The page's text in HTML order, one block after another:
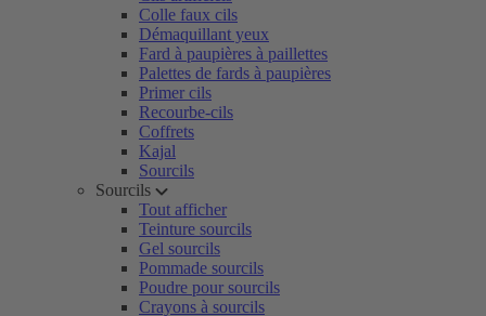
Colle faux cils
Démaquillant yeux
Fard à paupières à paillettes
Palettes de fards à paupières
Primer cils
Recourbe-cils
Coffrets
Kajal
Sourcils
Sourcils
Tout afficher
Teinture sourcils
Gel sourcils
Pommade sourcils
Poudre pour sourcils
Crayons à sourcils